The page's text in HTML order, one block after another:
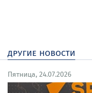
другие новости
Пятница, 24.07.2026